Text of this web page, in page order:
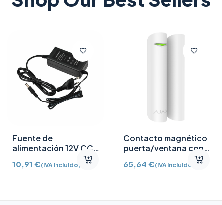
Fuente de
alimentación 12V CC
10,91€(IVA incluido)
Contacto magnético
puerta/ventana con
Detector vibración e
inclinación AJ-
65,64€(IVA incluido)